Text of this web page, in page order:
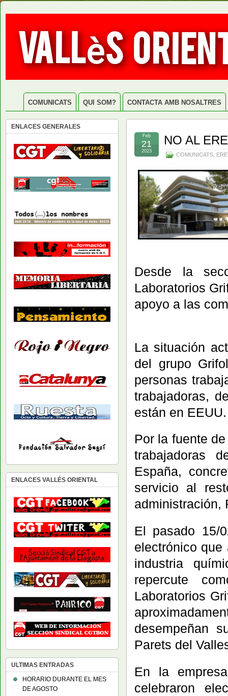
COMUNICATS QUI SOM? CONTACTA AMB NOSALTRES
NO AL
COMUNICATS ERE
Feb
21
2023
Desde la
Laboratorios
apoyo a las
La situación
del grupo
personas
trabajadoras,
están en EEUU.
Por la fuente
trabajadoras
España,
servicio al
administración,
El pasado 15/
electrónico
industria
repercute
Laboratorios
desempeñan
Parets del
En la
celebraron
ENLACES GENERALES
ENLACES VALLÉS ORIENTAL
ULTIMAS ENTRADAS
HORARIO DURANTE EL MES
DE AGOSTO